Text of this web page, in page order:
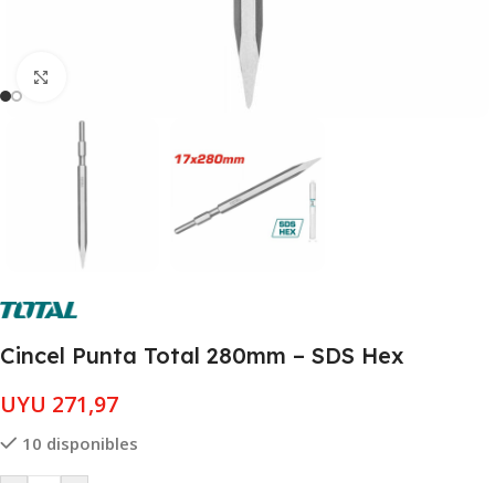
Cincel Punta Total 280mm – SDS Hex
UYU 271,97
10 disponibles